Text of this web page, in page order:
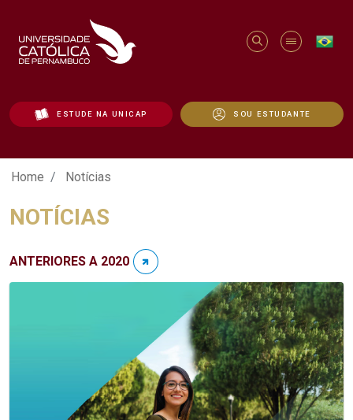
ESTUDE NA UNICAP SOU ESTUDANTE
Notícias - Unicap
Home Notícias
NOTÍCIAS
ANTERIORES A 2020